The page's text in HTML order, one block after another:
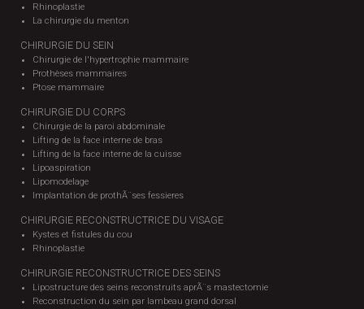
Rhinoplastie
La chirurgie du menton
CHIRURGIE DU SEIN
Chirurgie de l'hypertrophie mammaire
Prothèses mammaires
Ptose mammaire
CHIRURGIE DU CORPS
Chirurgie de la paroi abdominale
Lifting de la face interne de bras
Lifting de la face interne de la cuisse
Lipoaspiration
Lipomodelage
Implantation de prothÃ¨ses fessieres
CHIRURGIE RECONSTRUCTRICE DU VISAGE
Kystes et fistules du cou
Rhinoplastie
CHIRURGIE RECONSTRUCTRICE DES SEINS
Lipostructure des seins reconstruits aprÃ¨s mastectomie
Reconstruction du sein par lambeau grand dorsal